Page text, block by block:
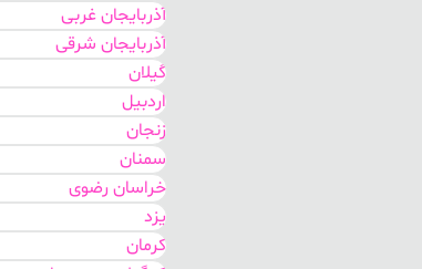
آذربایجان غربی
آذربایجان شرقی
گیلان
اردبیل
زنجان
سمنان
خراسان رضوی
یزد
کرمان